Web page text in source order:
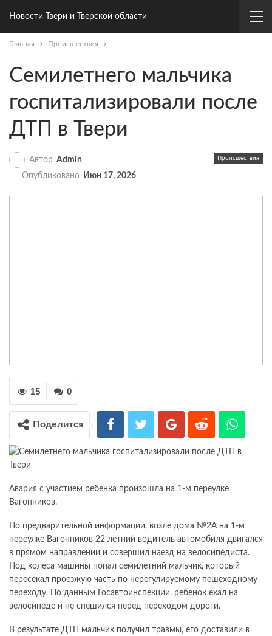
Новости Твери и Тверской области
Главная Происшествия
Семилетнего мальчика
госпитализировали после
ДТП в Твери
Происшествия
Автор Admin
Опубликовано
Июн 17, 2026
0
15
Поделится
Авария с участием ребенка произошла на 1-м переулке
Вагонников.
По предварительной информации, возле дома №2А на 1-м
переулке Вагонников 22-летний водитель автомобиля двигался
в прямом направлении и совершил наезд на велосипедиста.
Под колеса машины попал семилетний мальчик, который
пересекал проезжую часть по нерегулируемому пешеходному
переходу. По данным Госавтоинспекции, ребенок ехал на
велосипеде и не спешился перед переходом дороги.
В результате ДТП мальчик получил травмы, его доставили в